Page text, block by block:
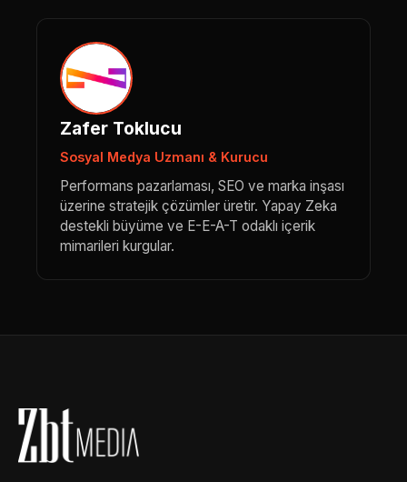
Zafer Toklucu
Sosyal Medya Uzmanı & Kurucu
Performans pazarlaması, SEO ve marka inşası
üzerine stratejik çözümler üretir. Yapay Zeka
destekli büyüme ve E-E-A-T odaklı içerik
mimarileri kurgular.